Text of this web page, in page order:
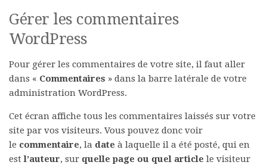
Gérer les commentaires
WordPress
Pour gérer les commentaires de votre site, il faut aller
dans « Commentaires » dans la barre latérale de votre
administration WordPress.
Cet écran affiche tous les commentaires laissés sur votre
site par vos visiteurs. Vous pouvez donc voir
le commentaire, la date à laquelle il a été posté, qui en
estl’auteur, sur quelle page ou quel article le visiteur